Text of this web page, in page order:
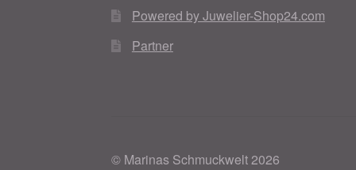
Powered by Juwelier-Shop24.com
Partner
© Marinas Schmuckwelt 2026